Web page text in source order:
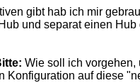
gibt hab ich mir
und separat einen Hub
Wie soll ich vorgehen,
Konfiguration auf diese